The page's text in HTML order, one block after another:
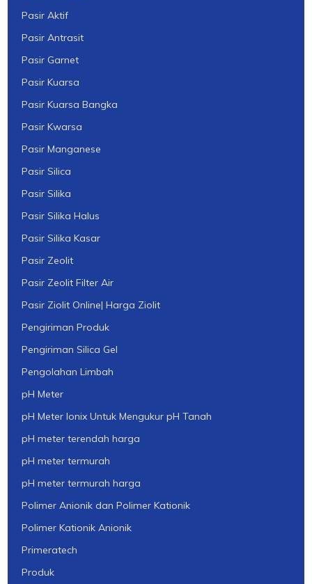
Pasir Aktif
Pasir Antrasit
Pasir Garnet
Pasir Kuarsa
Pasir Kuarsa Bangka
Pasir Kwarsa
Pasir Manganese
Pasir Silica
Pasir Silika
Pasir Silika Halus
Pasir Silika Kasar
Pasir Zeolit
Pasir Zeolit Filter Air
Pasir Ziolit Online| Harga Ziolit
Pengiriman Produk
Pengiriman Silica Gel
Pengolahan Limbah
pH Meter
pH Meter Ionix Untuk Mengukur pH Tanah
pH meter terendah harga
pH meter termurah
pH meter termurah harga
Polimer Anionik dan Polimer Kationik
Polimer Kationik Anionik
Primeratech
Produk